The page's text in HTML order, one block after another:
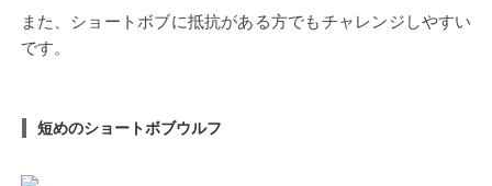
また、ショートボブに抵抗がある方でもチャレンジしやすい
です。
短めのショートボブウルフ